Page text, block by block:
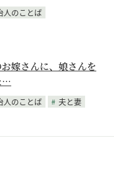
人のことば
お嫁さんに、娘さんを
…
人のことば
夫と妻